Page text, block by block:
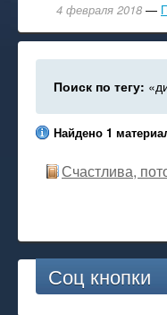
4 февраля 2018 —
Поиск по тегу:
Найдено 1
Счастлива,
Соц кнопки